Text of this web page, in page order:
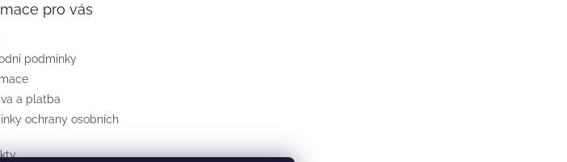
pro vás
podmínky
a platba
ochrany osobních